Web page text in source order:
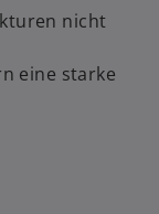
nicht
eine starke